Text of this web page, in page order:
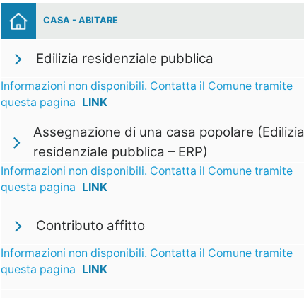
CASA - ABITARE
Edilizia residenziale pubblica
Informazioni non disponibili. Contatta il Comune tramite
questa pagina LINK
Assegnazione di una casa popolare (Edilizia
residenziale pubblica – ERP)
Informazioni non disponibili. Contatta il Comune tramite
questa pagina LINK
Contributo affitto
Informazioni non disponibili. Contatta il Comune tramite
questa pagina LINK